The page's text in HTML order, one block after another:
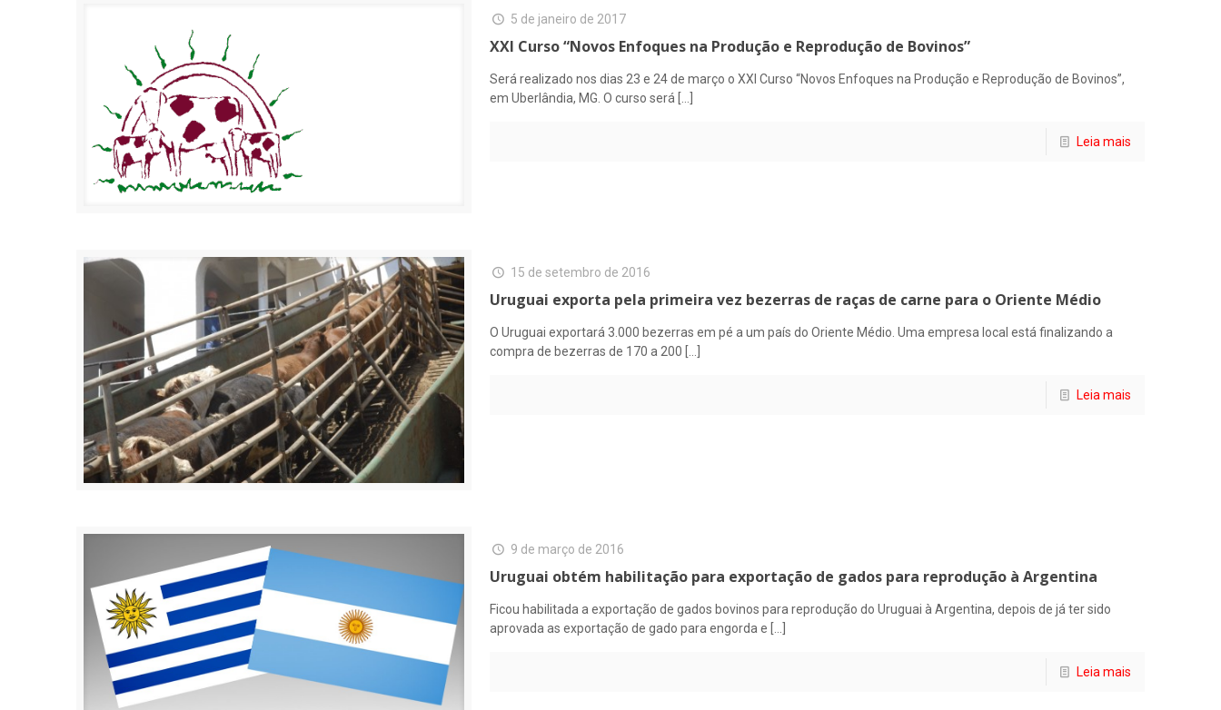
5 de janeiro de 2017
XXI Curso “Novos Enfoques na Produção e Reprodução de Bovinos”
Será realizado nos dias 23 e 24 de março o XXI Curso “Novos Enfoques na Produção e Reprodução de Bovinos”,
em Uberlândia, MG. O curso será
Leia mais
15 de setembro de 2016
Uruguai exporta pela primeira vez bezerras de raças de carne para o Oriente Médio
O Uruguai exportará 3.000 bezerras em pé a um país do Oriente Médio. Uma empresa local está finalizando a
compra de bezerras de 170 a 200
Leia mais
9 de março de 2016
Uruguai obtém habilitação para exportação de gados para reprodução à Argentina
Ficou habilitada a exportação de gados bovinos para reprodução do Uruguai à Argentina, depois de já ter sido
aprovada as exportação de gado para engorda e
Leia mais